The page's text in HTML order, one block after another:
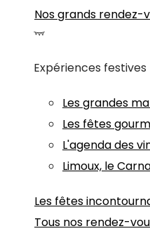
Nos grands rendez-
Expériences festives
Les grandes
Les fêtes
L'agenda des
Limoux, le
Les fêtes
Tous nos rendez-